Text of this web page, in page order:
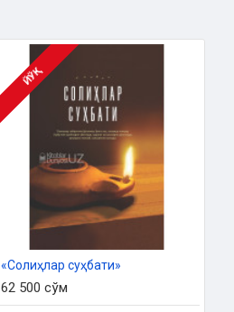
ЙЎҚ
«Солиҳлар суҳбати»
62 500 сўм